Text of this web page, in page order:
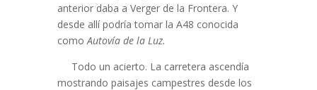
anterior daba a Verger de la Frontera. Y
desde allí podría tomar la A48 conocida
como Autovía de la Luz.
Todo un acierto. La carretera ascendía
mostrando paisajes campestres desde los